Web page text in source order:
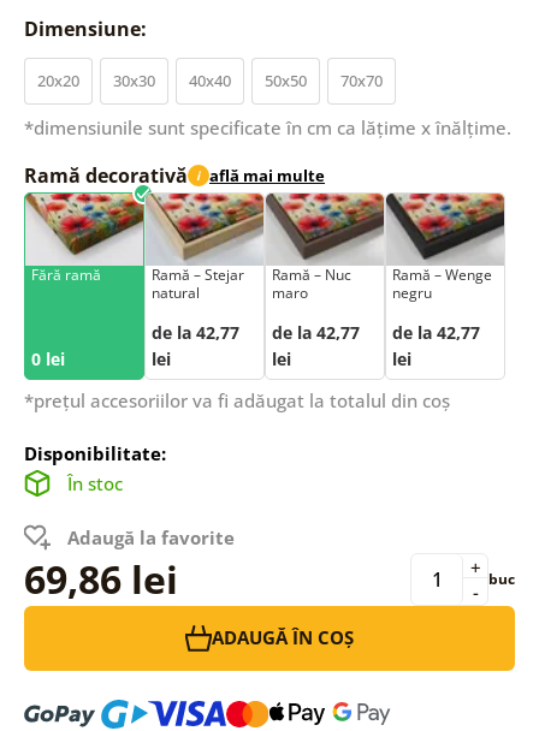
Dimensiune:
20x20 30x30 40x40 50x50 70x70
*dimensiunile sunt specificate în cm ca lățime x înălțime.
Ramă decorativă i află mai multe
Fără ramă
0 lei
Ramă – Stejar
natural
de la 42,77
lei
Ramă – Nuc
maro
de la 42,77
lei
Ramă – Wenge
negru
de la 42,77
lei
*prețul accesoriilor va fi adăugat la totalul din coș
Disponibilitate:
În stoc
Adaugă la favorite
69,86 lei -
+ buc
ADAUGĂ ÎN COȘ